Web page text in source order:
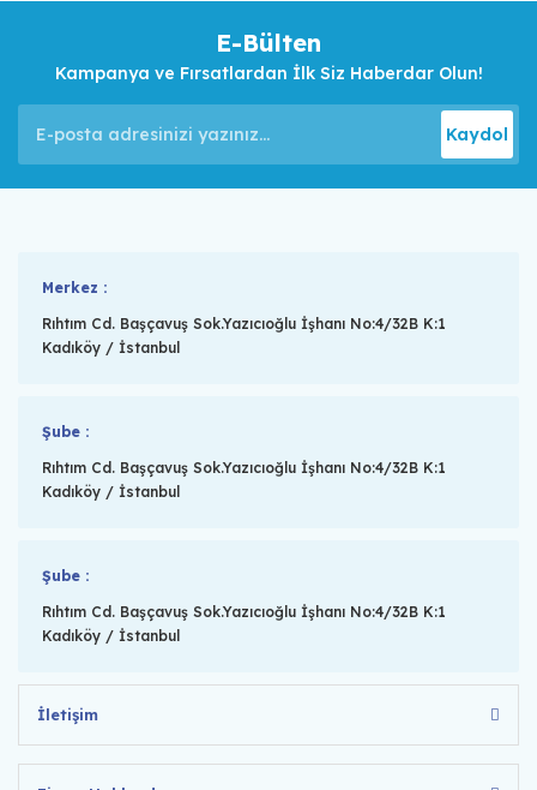
E-Bülten
Kampanya ve Fırsatlardan İlk Siz Haberdar Olun!
Kaydol
Merkez :
Rıhtım Cd. Başçavuş Sok.Yazıcıoğlu İşhanı No:4/32B K:1
Kadıköy / İstanbul
Şube :
Rıhtım Cd. Başçavuş Sok.Yazıcıoğlu İşhanı No:4/32B K:1
Kadıköy / İstanbul
Şube :
Rıhtım Cd. Başçavuş Sok.Yazıcıoğlu İşhanı No:4/32B K:1
Kadıköy / İstanbul
İletişim